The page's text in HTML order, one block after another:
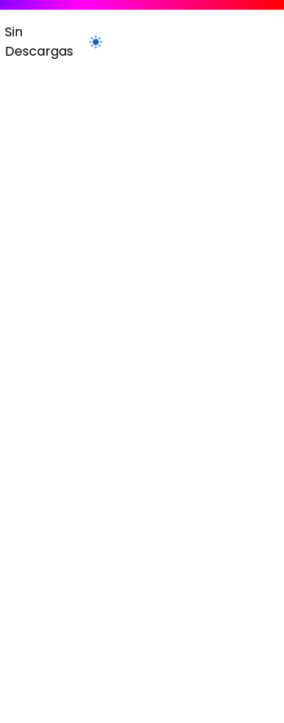
Sin
Descargas
Cambiar a la versión clara / oscura